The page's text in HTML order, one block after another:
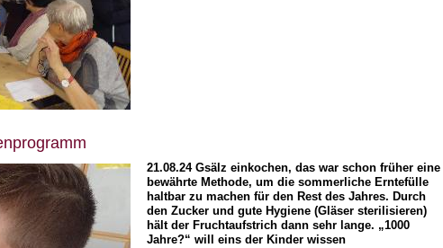
21.08.24Gsälz einkochen, das war schon früher eine
bewährte Methode, um die sommerliche Erntefülle
haltbar zu machen für den Rest des Jahres. Durch
den Zucker und gute Hygiene (Gläser sterilisieren)
hält der Fruchtaufstrich dann sehr lange. „1000
Jahre?“ will eins der Kinder wissen